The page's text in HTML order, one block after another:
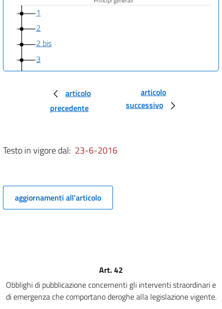
1
2
2 bis
3
4
((Capo I-bis
5 bis
Pubblicazione dei dati, delle informazioni e dei documenti))
6
9 bis
articolo
precedente
articolo
successivo
Testo in vigore dal: 23-6-2016
aggiornamenti all'articolo
Art. 42
Obblighi di pubblicazione concernenti gli interventi straordinari e
di emergenza che comportano deroghe alla legislazione vigente.